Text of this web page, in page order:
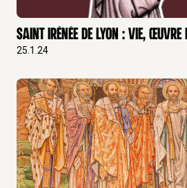
Saint Irénée de Lyon : Vie,
25.1.24